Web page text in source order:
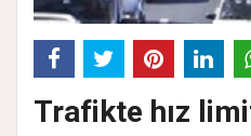
Trafikte hız